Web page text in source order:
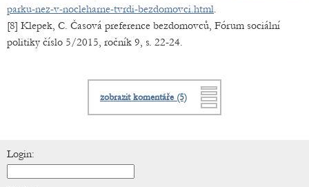
parku-nez-v-nocleharne-tvrdi-bezdomovci.html.
[8] Klepek, C. Časová preference bezdomovců, Fórum sociální
politiky číslo 5/2015, ročník 9, s. 22-24.
zobrazit komentáře (5)
Login: